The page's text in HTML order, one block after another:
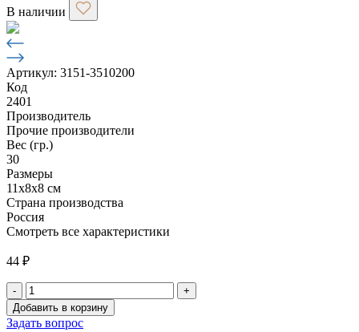
В наличии
Артикул: 3151-3510200
Код
2401
Производитель
Прочие производители
Вес (гр.)
30
Размеры
11х8х8 см
Страна производства
Россия
Смотреть все характеристики
44 ₽
- +
Количество
товара
Добавить в корзину
Задать вопрос